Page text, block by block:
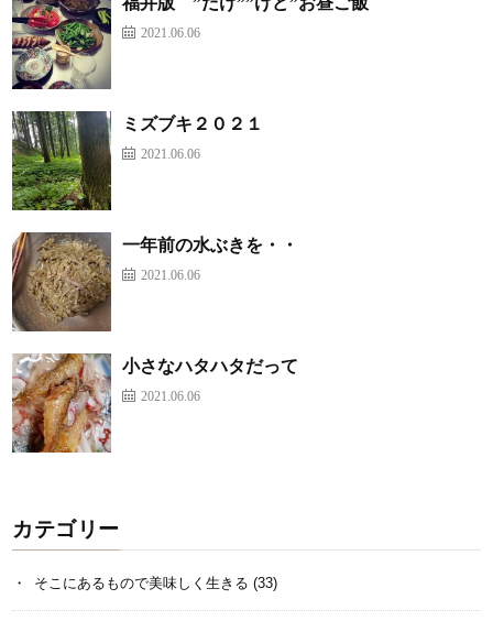
2021.06.06
ミズブキ２０２１
2021.06.06
一年前の水ぶきを・・
2021.06.06
小さなハタハタだって
2021.06.06
カテゴリー
そこにあるもので美味しく生きる (33)